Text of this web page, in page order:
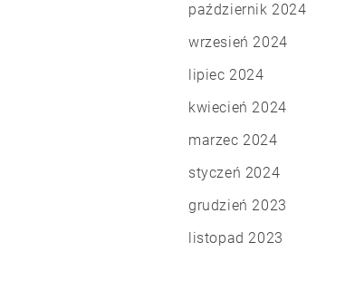
październik 2024
wrzesień 2024
lipiec 2024
kwiecień 2024
marzec 2024
styczeń 2024
grudzień 2023
listopad 2023